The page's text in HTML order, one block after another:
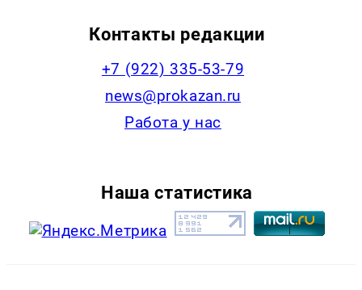
Контакты редакции
+7 (922) 335-53-79
news@prokazan.ru
Работа у нас
Наша статистика